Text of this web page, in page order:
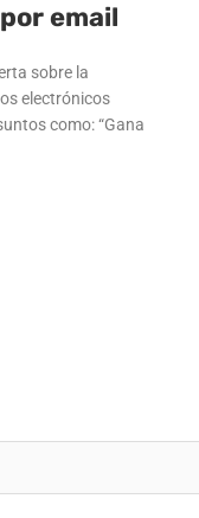
email
sobre la
electrónicos
como: “Gana